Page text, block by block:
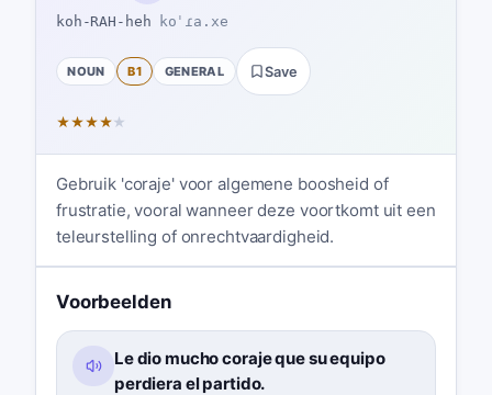
koh-RAH-heh koˈɾa.xe
NOUN B1 GENERAL Save
★★★★★
Gebruik 'coraje' voor algemene boosheid of
frustratie, vooral wanneer deze voortkomt uit een
teleurstelling of onrechtvaardigheid.
Voorbeelden
Le dio mucho coraje que su equipo
perdiera el partido.